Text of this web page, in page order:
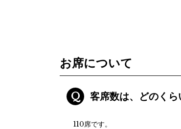
お席について
Q 客席数は、どのくら
110席です。